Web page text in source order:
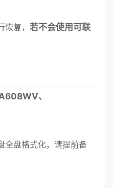
恢复， 若不会使用可联
、
全盘格式化，请提前备